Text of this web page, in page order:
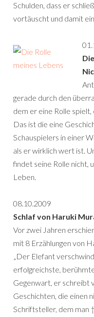
Schulden, dass er
vortäuscht und damit
gerade durch den
dem er eine Rolle
Das ist die eine
Schauspielers in einer
als er wirklich wert ist.
findet seine Rolle nicht,
Leben.
08.10.2009
Schlaf von Haruki
Vor zwei Jahren
mit 8 Erzählungen von
„Der Elefant
erfolgreichste,
Gegenwart, er schreibt
Geschichten, die einen
Schriftsteller, dem man